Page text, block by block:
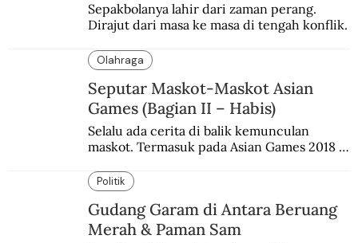
Sepakbolanya lahir dari zaman perang.
Dirajut dari masa ke masa di tengah konflik.
Olahraga
Seputar Maskot-Maskot Asian
Games (Bagian II – Habis)
Selalu ada cerita di balik kemunculan
maskot. Termasuk pada Asian Games 2018
Politik
Gudang Garam di Antara Beruang
Merah & Paman Sam